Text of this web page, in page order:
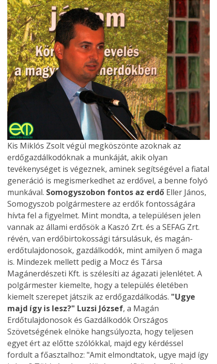
Kis Miklós Zsolt végül megköszönte azoknak az
erdőgazdálkodóknak a munkáját, akik olyan
tevékenységet is végeznek, aminek segítségével a fiatal
generáció is megismerkedhet az erdővel, a benne folyó
munkával. Somogyszobon fontos az erdő Eller János,
Somogyszob polgármestere az erdők fontosságára
hívta fel a figyelmet. Mint mondta, a településen jelen
vannak az állami erdősök a Kaszó Zrt. és a SEFAG Zrt.
révén, van erdőbirtokossági társulásuk, és magán-
erdőtulajdonosok, gazdálkodók, mint amilyen ő maga
is. Mindezek mellett pedig a Mocz és Társa
Magánerdészeti Kft. is szélesíti az ágazati jelenlétet. A
polgármester kiemelte, hogy a település életében
kiemelt szerepet játszik az erdőgazdálkodás. "Ugye
majd így is lesz?" Luzsi József, a Magán
Erdőtulajdonosok és Gazdálkodók Országos
Szövetségének elnöke hangsúlyozta, hogy teljesen
egyet ért az előtte szólókkal, majd egy kérdéssel
fordult a főasztalhoz: "Amit elmondtatok, ugye majd így